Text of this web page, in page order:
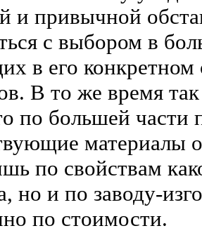
и привычной
с выбором в
в его конкретном
В то же время
по большей части
материалы
по свойствам
но и по заводу-
по стоимости.